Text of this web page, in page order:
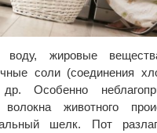
воду, жировые
соли (соединения
Особенно
животного
шелк. Пот